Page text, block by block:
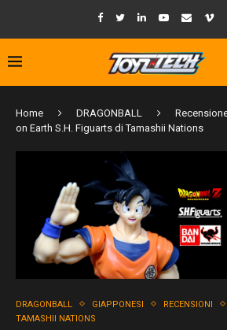
Home DRAGONBALL
on Earth S.H. Figuarts di Tamashii Nations
DRAGONBALL GIAPPONESI RECENSIONI
TAMASHII NATIONS